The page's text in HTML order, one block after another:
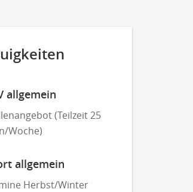
allgemein
(Teilzeit 25
Woche)
allgemein
Herbst/Winter